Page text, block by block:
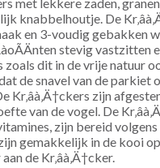
knabbelhoutje. De
en 3-voudig gebakken
stevig vastzitten
zoals dit in de vrije natuur
de snavel van de parkiet
Kr‚âà‚Ä†ckers zijn
van de vogel. De
zijn bereid
gemakkelijk in de kooi
de Kr‚âà‚Ä†cker.